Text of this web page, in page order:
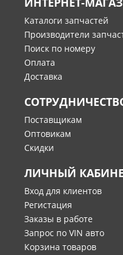
Каталоги запчастей
Производители
Поиск по номеру
Оплата
Доставка
Поставщикам
Оптовикам
Скидки
ЛИЧНЫЙ
Вход для клиентов
Регистация
Заказы в работе
Запрос по VIN авто
Корзина товаров